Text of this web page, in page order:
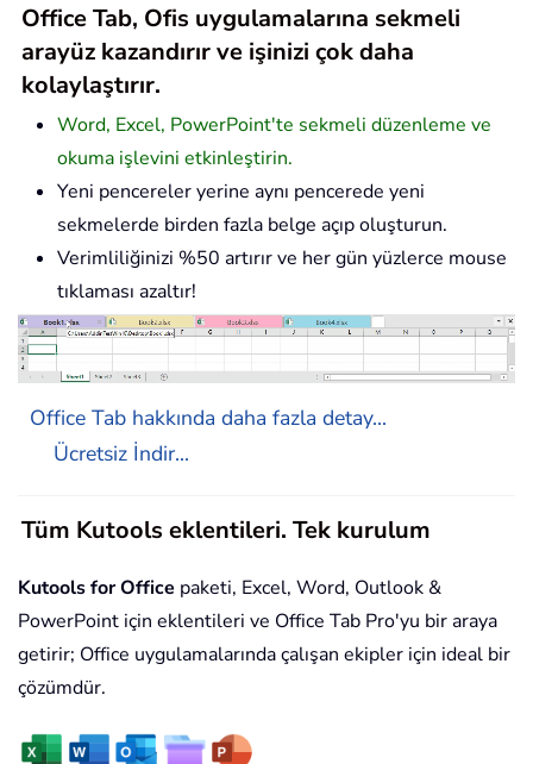
Office Tab, Ofis uygulamalarına sekmeli
arayüz kazandırır ve işinizi çok daha
kolaylaştırır.
Word, Excel, PowerPoint'te sekmeli düzenleme ve
okuma işlevini etkinleştirin.
Yeni pencereler yerine aynı pencerede yeni
sekmelerde birden fazla belge açıp oluşturun.
Verimliliğinizi %50 artırır ve her gün yüzlerce mouse
tıklaması azaltır!
Office Tab hakkında daha fazla detay...
Ücretsiz İndir...
Tüm Kutools eklentileri. Tek kurulum
Kutools for Office paketi, Excel, Word, Outlook &
PowerPoint için eklentileri ve Office Tab Pro'yu bir araya
getirir; Office uygulamalarında çalışan ekipler için ideal bir
çözümdür.